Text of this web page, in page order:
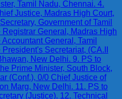
Tamil Nadu, Chennai. 4.
Justice, Madras High Court,
Government of Tamil
General, Madras High
General, Tamil
Secretariat, (CA.II
New Delhi. 9. PS to
Prime Minister, South Block,
(Conf.), 0/0 Chief Justice of
Marg, New Delhi. 11. PS to
(Justice). 12. Technical